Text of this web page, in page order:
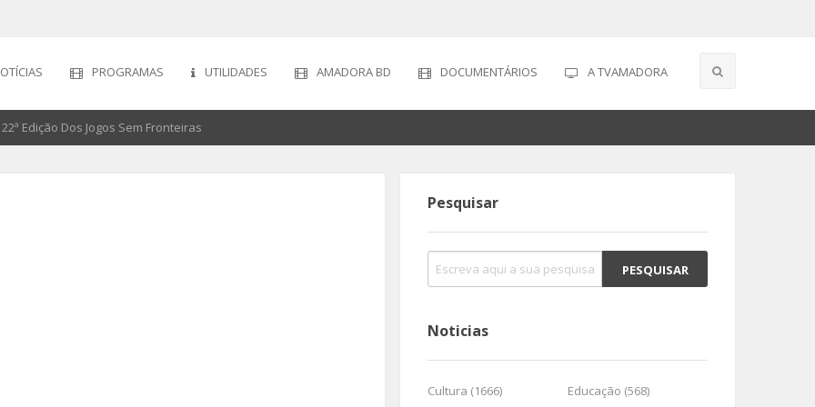
PROGRAMAS UTILIDADES AMADORA BD DOCUMENTÁRIOS A TVAMADORA
Edição Dos Jogos Sem Fronteiras
Pesquisar
Noticias
Cultura (1666)
Educação (568)